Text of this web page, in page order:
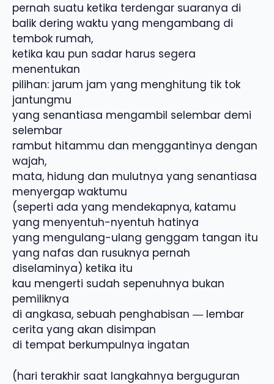
pernah suatu ketika terdengar suaranya di
balik dering waktu yang mengambang di
tembok rumah,
ketika kau pun sadar harus segera
menentukan
pilihan: jarum jam yang menghitung tik tok
jantungmu
yang senantiasa mengambil selembar demi
selembar
rambut hitammu dan menggantinya dengan
wajah,
mata, hidung dan mulutnya yang senantiasa
menyergap waktumu
(seperti ada yang mendekapnya, katamu
yang menyentuh-nyentuh hatinya
yang mengulang-ulang genggam tangan itu
yang nafas dan rusuknya pernah
diselaminya) ketika itu
kau mengerti sudah sepenuhnya bukan
pemiliknya
di angkasa, sebuah penghabisan ― lembar
cerita yang akan disimpan
di tempat berkumpulnya ingatan
(hari terakhir saat langkahnya berguguran